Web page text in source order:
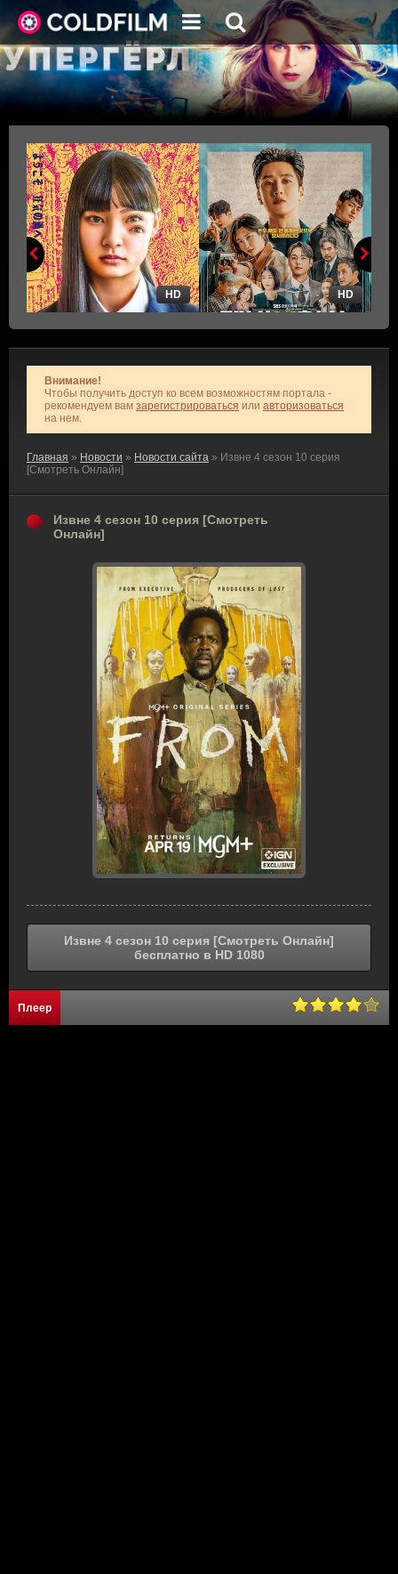
HD HD
Внимание!
Чтобы получить доступ ко всем возможностям портала -
рекомендуем вам зарегистрироваться или авторизоваться
на нем.
Главная » Новости » Новости сайта » Извне 4 сезон 10 серия
[Смотреть Онлайн]
Извне 4 сезон 10 серия [Смотреть
Онлайн]
Извне 4 сезон 10 серия [Смотреть Онлайн]
бесплатно в HD 1080
Плеер